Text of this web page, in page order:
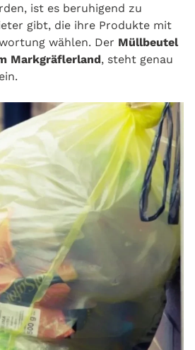
ist es beruhigend zu
gibt, die ihre Produkte mit
wählen. Der Müllbeutel
Markgräflerland, steht genau